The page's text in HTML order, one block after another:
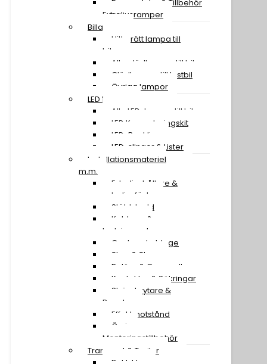
Reservdelar & Tillbehör
Extraljusramper
Billampor
Hitta rätt lampa till
bilen
Alla glödlampor till bil
Glödlampor till lastbil
Övriga lampor
LED Lampor
Alla LED-lampor till bil
LED Konverteringskit
LED-Backljus
LED-slingor & Lister
Installationsmateriel
m.m.
Extraljushållare &
extraljusfäste
Stöldskydd
Kablage &
Ledningssatser
Canbus-kablage
Stag & Skruv
Reläer & Omvandlare
Kontakter & Säkringar
Strömbrytare &
Paneler
Effektmotstånd
Övriga
Monteringstillbehör
Transport & Trailer